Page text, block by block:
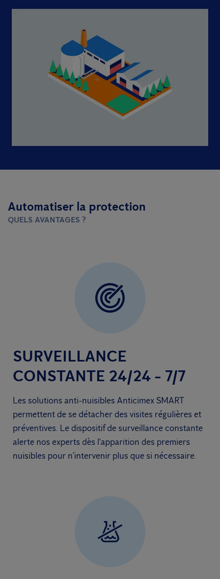
Automatiser la protection
QUELS AVANTAGES ?
SURVEILLANCE
CONSTANTE 24/24 - 7/7
Les solutions anti-nuisibles Anticimex SMART
permettent de se détacher des visites régulières et
préventives. Le dispositif de surveillance constante
alerte nos experts dès l'apparition des premiers
nuisibles pour n’intervenir plus que si nécessaire.